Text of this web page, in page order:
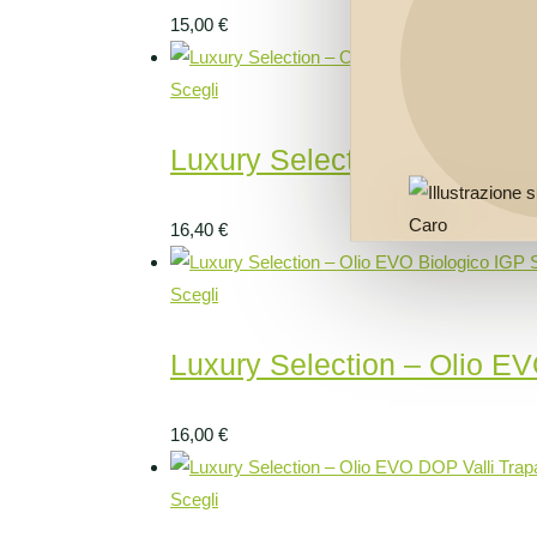
15,00 €
Scegli
Luxury Selection – Olio
16,40 €
Scegli
Luxury Selection – Olio
16,00 €
Scegli